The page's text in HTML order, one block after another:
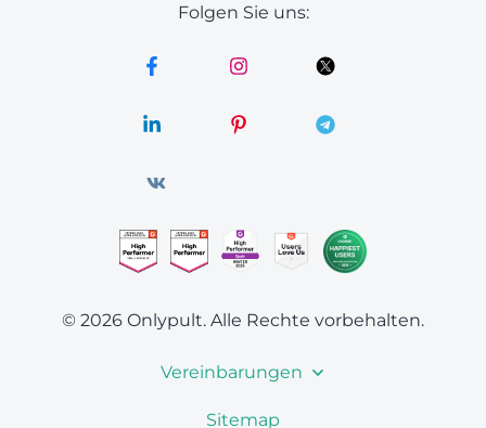
Folgen Sie uns:
© 2026 Onlypult. Alle Rechte vorbehalten.
Vereinbarungen
Sitemap